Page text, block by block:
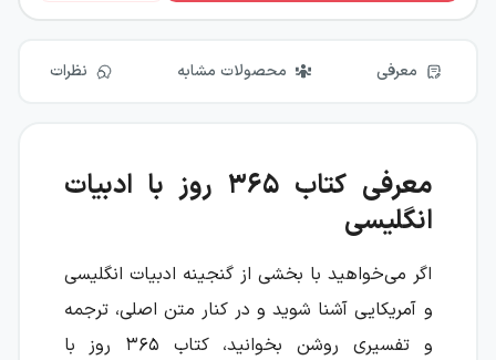
معرفی محصولات مشابه نظرات
معرفی کتاب ۳۶۵ روز با ادبیات
انگلیسی
اگر می‌خواهید با بخشی از گنجینه ادبیات انگلیسی
و آمریکایی آشنا شوید و در کنار متن اصلی، ترجمه
و تفسیری روشن بخوانید، کتاب ۳۶۵ روز با